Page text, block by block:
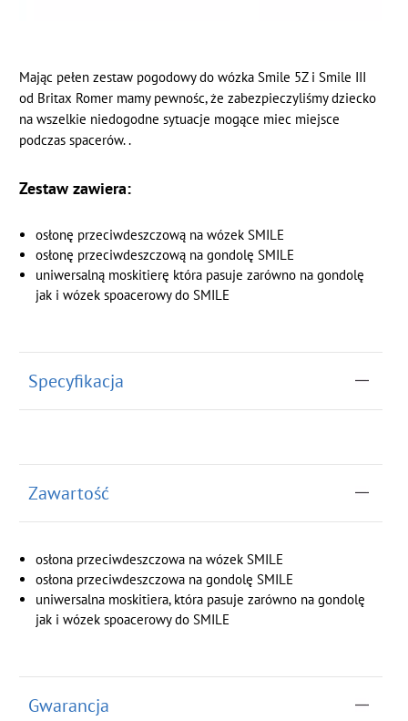
Mając pełen zestaw pogodowy do wózka Smile 5Z i Smile III
od Britax Romer mamy pewnośc, że zabezpieczyliśmy dziecko
na wszelkie niedogodne sytuacje mogące miec miejsce
podczas spacerów. .
Zestaw zawiera:
osłonę przeciwdeszczową na wózek SMILE
osłonę przeciwdeszczową na gondolę SMILE
uniwersalną moskitierę która pasuje zarówno na gondolę
jak i wózek spoacerowy do SMILE
Specyfikacja
Zawartość
osłona przeciwdeszczowa na wózek SMILE
osłona przeciwdeszczowa na gondolę SMILE
uniwersalna moskitiera, która pasuje zarówno na gondolę
jak i wózek spoacerowy do SMILE
Gwarancja